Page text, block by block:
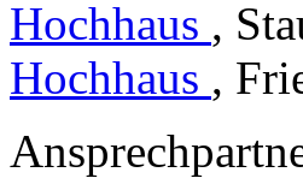
Hochhaus ,
Hochhaus ,